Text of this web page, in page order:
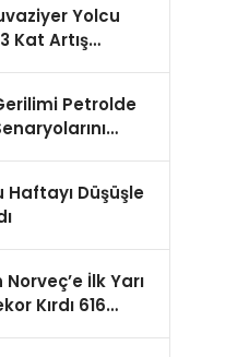
Yolcu
Kat Artış
Petrolde
Haftayı Düşüşle
İlk Yarı
Kırdı 616